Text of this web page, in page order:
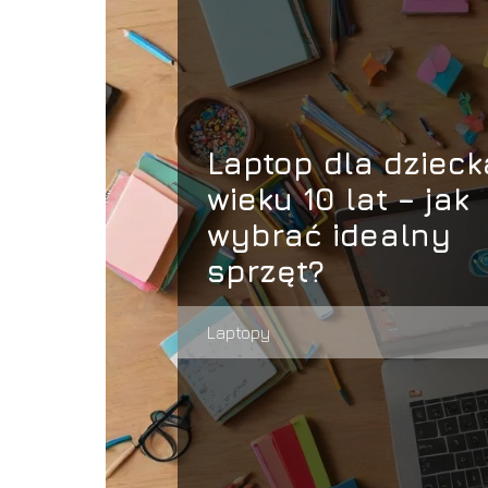
Laptop dla
wieku 10 lat – jak
wybrać idealny
sprzęt?
Laptopy